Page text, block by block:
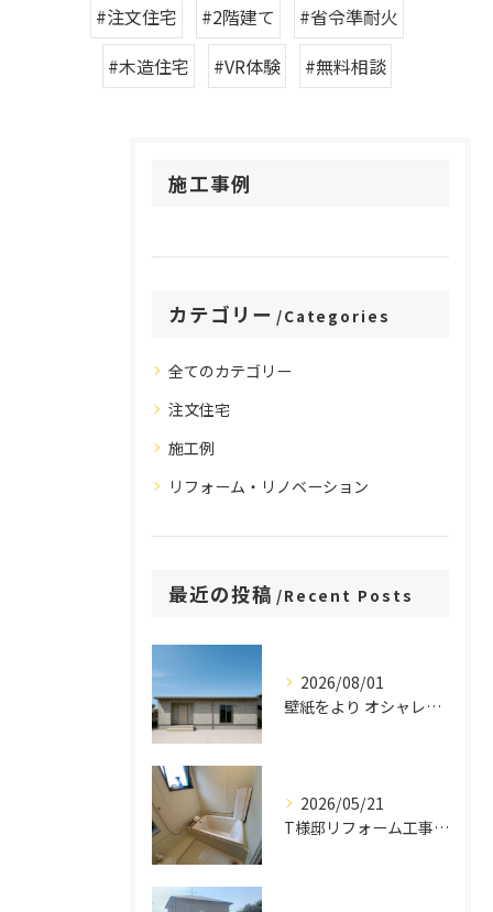
#注文住宅 #2階建て
#省令準耐火
#木造住宅
#VR体験 #無料相談
施工事例
カテゴリー Categories
全てのカテゴリー
注文住宅
施工例
リフォーム・リノベーション
最近の投稿 Recent Posts
2026/08/01
壁紙をより オシャレにこだわった27.8坪平屋
2026/05/21
T様邸リフォーム工事 施工集